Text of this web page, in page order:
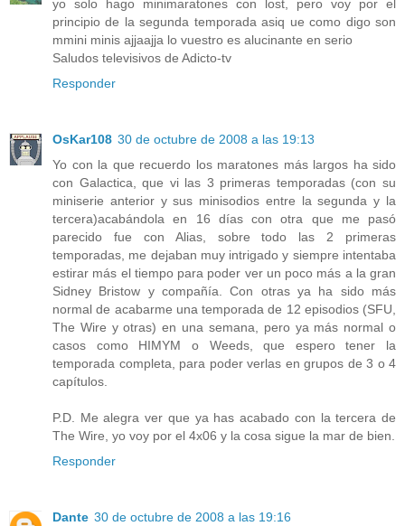
yo solo hago minimaratones con lost, pero voy por el
principio de la segunda temporada asiq ue como digo son
mmini minis ajjaajja lo vuestro es alucinante en serio
Saludos televisivos de Adicto-tv
Responder
OsKar108 30 de octubre de 2008 a las 19:13
Yo con la que recuerdo los maratones más largos ha sido
con Galactica, que vi las 3 primeras temporadas (con su
miniserie anterior y sus minisodios entre la segunda y la
tercera)acabándola en 16 días con otra que me pasó
parecido fue con Alias, sobre todo las 2 primeras
temporadas, me dejaban muy intrigado y siempre intentaba
estirar más el tiempo para poder ver un poco más a la gran
Sidney Bristow y compañía. Con otras ya ha sido más
normal de acabarme una temporada de 12 episodios (SFU,
The Wire y otras) en una semana, pero ya más normal o
casos como HIMYM o Weeds, que espero tener la
temporada completa, para poder verlas en grupos de 3 o 4
capítulos.
P.D. Me alegra ver que ya has acabado con la tercera de
The Wire, yo voy por el 4x06 y la cosa sigue la mar de bien.
Responder
Dante 30 de octubre de 2008 a las 19:16